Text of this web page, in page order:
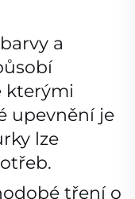
a
kterými
upevnění je
lze
tření o